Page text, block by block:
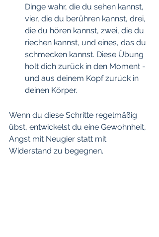
Dinge wahr, die du sehen kannst,
vier, die du berühren kannst, drei,
die du hören kannst, zwei, die du
riechen kannst, und eines, das du
schmecken kannst. Diese Übung
holt dich zurück in den Moment -
und aus deinem Kopf zurück in
deinen Körper.
Wenn du diese Schritte regelmäßig
übst, entwickelst du eine Gewohnheit,
Angst mit Neugier statt mit
Widerstand zu begegnen.